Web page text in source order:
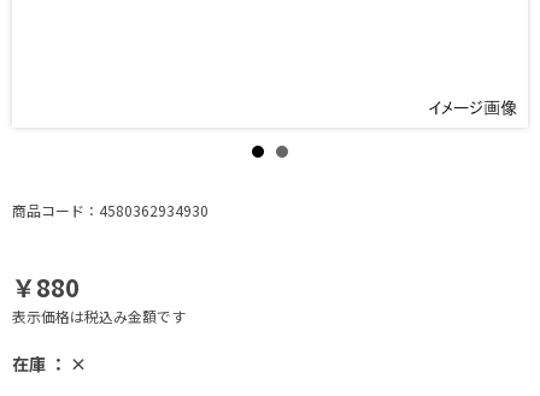
商品コード：4580362934930
￥880
表示価格は税込み金額です
在庫 ： ×